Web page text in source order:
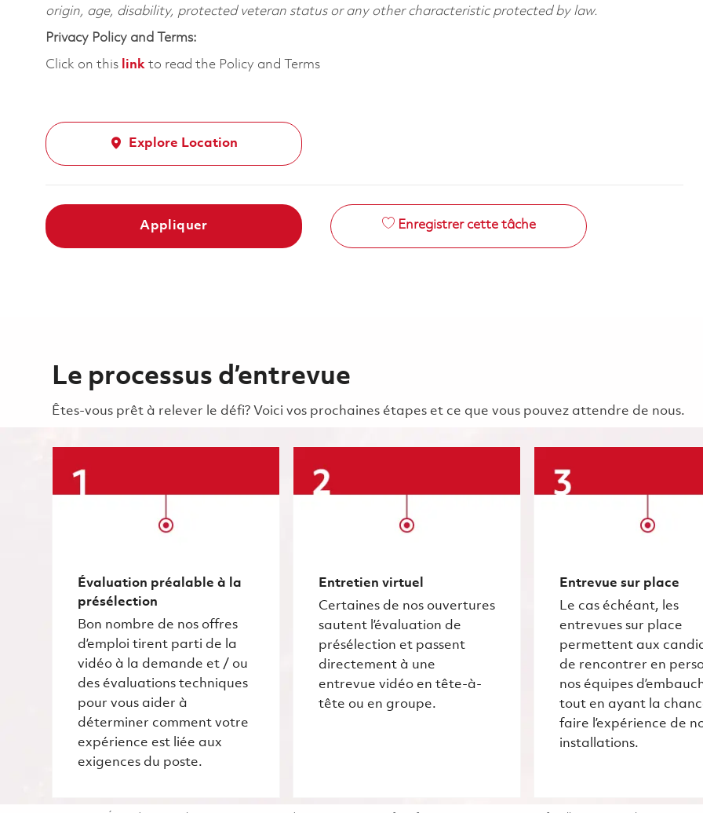
origin, age, disability, protected veteran status or any other characteristic protected by law.
Privacy Policy and Terms:
Click on this link to read the Policy and Terms
Explore Location
Appliquer Enregistrer cette tâche
Le processus d’entrevue
Êtes-vous prêt à relever le défi? Voici vos prochaines étapes et ce que vous pouvez attendre de nous.
Évaluation préalable à la
présélection
Bon nombre de nos offres
d’emploi tirent parti de la
vidéo à la demande et / ou
des évaluations techniques
pour vous aider à
déterminer comment votre
expérience est liée aux
exigences du poste.
Entretien virtuel
Certaines de nos ouvertures
sautent l’évaluation de
présélection et passent
directement à une
entrevue vidéo en tête-à-
tête ou en groupe.
Entrevue sur place
Le cas échéant, les
entrevues sur place
permettent aux
de rencontrer en
nos équipes
tout en ayant la
faire l’expérience de
installations.